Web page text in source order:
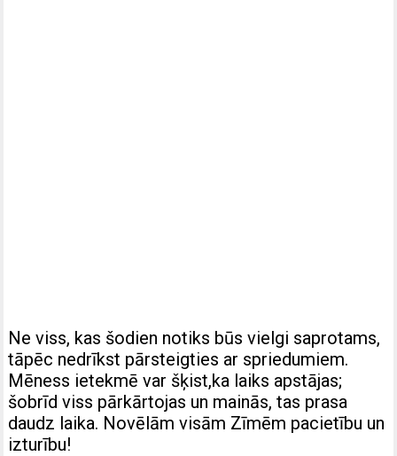
Ne viss, kas šodien notiks būs vielgi saprotams,
tāpēc nedrīkst pārsteigties ar spriedumiem.
Mēness ietekmē var šķist,ka laiks apstājas;
šobrīd viss pārkārtojas un mainās, tas prasa
daudz laika. Novēlām visām Zīmēm pacietību un
izturību!